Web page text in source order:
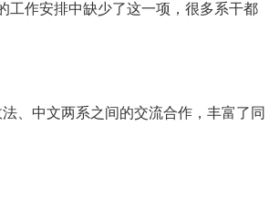
工作安排中缺少了这一项，很多系干都
、中文两系之间的交流合作，丰富了同